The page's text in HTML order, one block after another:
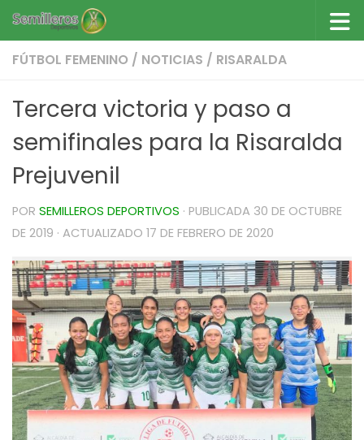
Saltar al contenido
FÚTBOL FEMENINO / NOTICIAS / RISARALDA
Tercera victoria y paso a
semifinales para la Risaralda
Prejuvenil
POR SEMILLEROS DEPORTIVOS · PUBLICADA 30 DE OCTUBRE
DE 2019 · ACTUALIZADO 17 DE FEBRERO DE 2020